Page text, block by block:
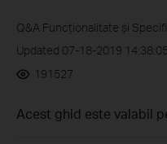
Q&A Funcționalitate și
Updated 07-18-2019
191527
Acest ghid este valabil